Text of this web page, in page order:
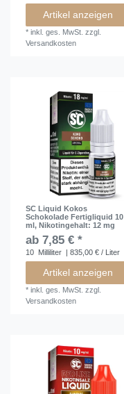
Artikel anzeigen
*inkl. ges. MwSt. zzgl.
Versandkosten
SC Liquid Kokos
Schokolade Fertigliquid 10
ml, Nikotingehalt: 12 mg
ab 7,85 € *
10 Milliliter | 835,00 € / Liter
Artikel anzeigen
*inkl. ges. MwSt. zzgl.
Versandkosten